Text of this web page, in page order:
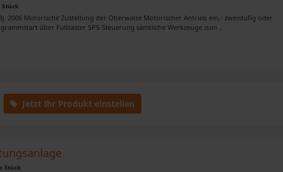
Stück
Bj. 2006 Motorische Zustellung der Oberwalze Motorischer Antrieb ein,- zweistufig oder
über Fußtaster SPS-Steuerung sämtliche Werkzeuge zum ..
Jetzt Ihr Produkt einstellen
Stück